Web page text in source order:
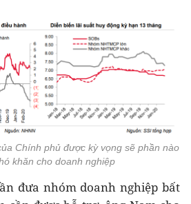
Chính phủ được kỳ vọng sẽ phần nào
khăn cho doanh nghiệp
đưa nhóm doanh nghiệp bất